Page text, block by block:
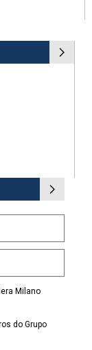
Milano
do Grupo